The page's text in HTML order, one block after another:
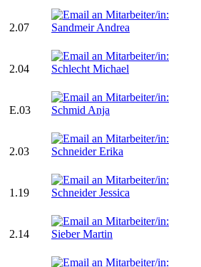
2.07
2.04
E.03
2.03
1.19
2.14